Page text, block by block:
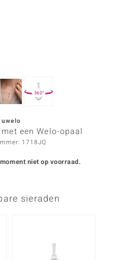
360°
een Welo-opaal
1718JQ
niet op voorraad.
sieraden